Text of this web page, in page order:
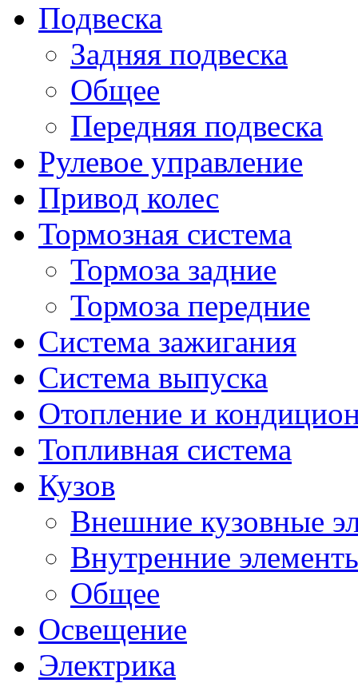
Подвеска
Задняя подвеска
Общее
Передняя подвеска
Рулевое управление
Привод колес
Тормозная система
Тормоза задние
Тормоза передние
Система зажигания
Система выпуска
Отопление и
Топливная система
Кузов
Внешние кузовные
Внутренние
Общее
Освещение
Электрика